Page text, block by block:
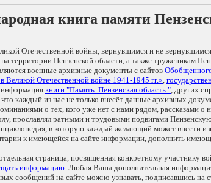
книга памяти
Отечественной войны, вернувшимся и не
территории Пензенской области, а также труженикам
военные архивные документы с сайтов
Великой Отечественной войне 1941-1945 гг.»,
книги "Память. Пензенская область.", других
что каждый из нас не только внесёт данные архивных
о тех, кого уже нет с нами рядом, рассказами
прославлял ратными и трудовыми подвигами
в которую каждый желающий может внести
к имеющейся на сайте информации, дополнить
страница, посвященная конкретному
информацию. Любая Ваша дополнительная
сообщений на сайте можно узнавать, подписавшись на